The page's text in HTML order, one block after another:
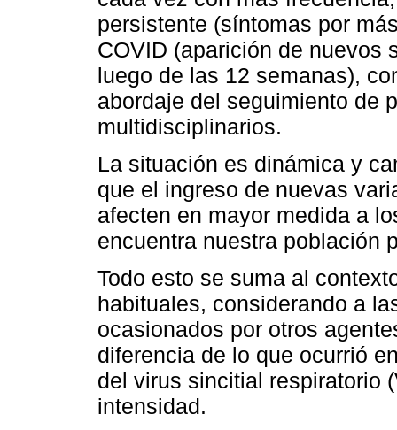
persistente (síntomas por
COVID (aparición de nuevos
luego de las 12 semanas),
abordaje del seguimiento de
multidisciplinarios.
La situación es dinámica y
que el ingreso de nuevas
afecten en mayor medida a
encuentra nuestra población
Todo esto se suma al
habituales, considerando a
ocasionados por otros
diferencia de lo que ocurrió
del virus sincitial respiratorio
intensidad.